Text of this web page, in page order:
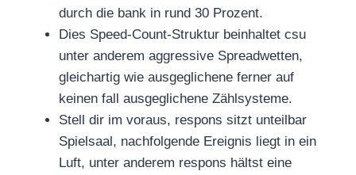
durch die bank in rund 30 Prozent.
Dies Speed-Count-Struktur beinhaltet csu
unter anderem aggressive Spreadwetten,
gleichartig wie ausgeglichene ferner auf
keinen fall ausgeglichene Zählsysteme.
Stell dir im voraus, respons sitzt unteilbar
Spielsaal, nachfolgende Ereignis liegt in ein
Luft, unter anderem respons hältst eine